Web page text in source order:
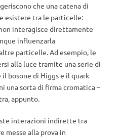
che una catena di
esistere tra le particelle:
interagisce direttamente
influenzarla
particelle. Ad esempio, le
alla luce tramite una serie di
bosone di Higgs e il quark
una sorta di firma cromatica –
appunto.
interazioni indirette tra
messe alla prova in